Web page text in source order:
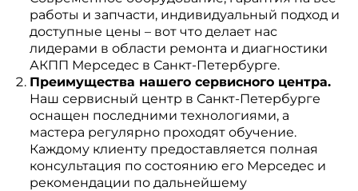
работы и запчасти, индивидуальный подход и
доступные цены – вот что делает нас
лидерами в области ремонта и диагностики
АКПП Мерседес в Санкт-Петербурге.
Преимущества нашего сервисного центра.
Наш сервисный центр в Санкт-Петербурге
оснащен последними технологиями, а
мастера регулярно проходят обучение.
Каждому клиенту предоставляется полная
консультация по состоянию его Мерседес и
рекомендации по дальнейшему